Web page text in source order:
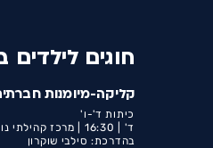
חוגים לילדים
קליקה-מיומנות
כיתות ד'-ו'
ד' |
16:30 |
מרכז קהילתי
בהדרכת: סילבי שוקרון